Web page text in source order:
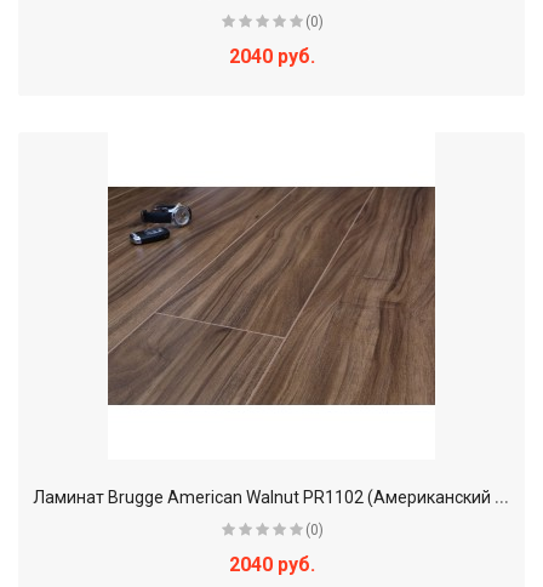
(0)
2040 руб.
Л
аминат Brugge American Walnut PR1102 (Американский орех)
(0)
2040 руб.